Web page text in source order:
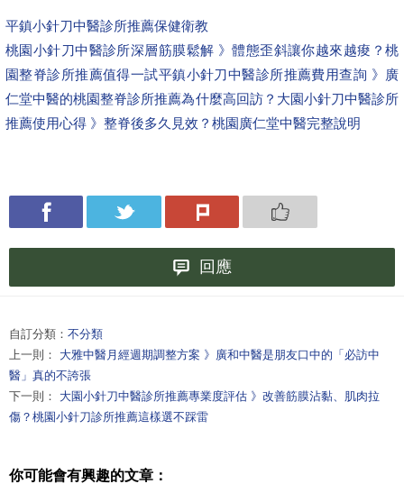
平鎮小針刀中醫診所推薦保健衛教
桃園小針刀中醫診所深層筋膜鬆解 》體態歪斜讓你越來越痠？桃
園整脊診所推薦值得一試平鎮小針刀中醫診所推薦費用查詢 》廣
仁堂中醫的桃園整脊診所推薦為什麼高回訪？ 大園小針刀中醫診所
推薦使用心得 》整脊後多久見效？桃園廣仁堂中醫完整說明
回應
自訂分類： 不分類
上一則： 大雅中醫月經週期調整方案 》廣和中醫是朋友口中的「必訪中
醫」真的不誇張
下一則： 大園小針刀中醫診所推薦專業度評估 》改善筋膜沾黏、肌肉拉
傷？桃園小針刀診所推薦這樣選不踩雷
你可能會有興趣的文章：